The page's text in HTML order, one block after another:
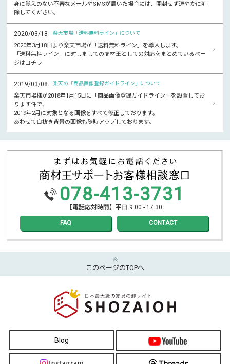
身に覚えのない不審なメールやSMSが届いた場合には、開封せず速やかに削
除してください。
2020/03/18 楽天市場「送料無料ライン」について
2020年3月18日より楽天市場が「送料無料ライン」を導入します。
「送料無料ライン」に対しましての商材王としての対応をまとめているペー
ジはコチラ
2019/03/08 楽天の「商品画像登録ガイドライン」について
楽天市場様が2018年1月15日に「商品画像登録ガイドライン」を設置してお
ります件で、
2019年2月に対象となる画像をすべて修正しております。
あわせて白抜き背景の画像も随時アップしております。
078-413-3731
【電話応対時間】平日 9:00 - 17:30
FAQ CONTACT
このページのTOPへ
Blog